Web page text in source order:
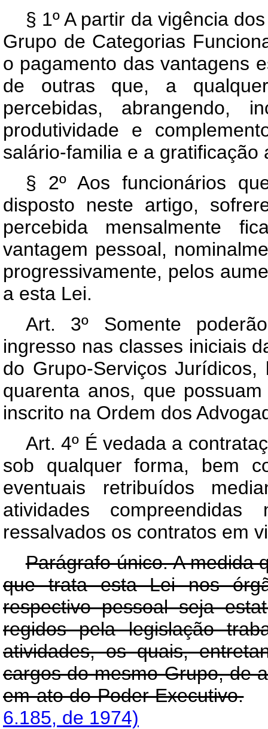
§ 1º A partir da vigência
Grupo de Categorias
o pagamento das vantagens
de outras que, a
percebidas, abrangendo,
produtividade e
salário-familia e a
§ 2º Aos funcionários
disposto neste artigo,
percebida mensalmente
vantagem pessoal,
progressivamente, pelos
a esta Lei.
Art. 3º Somente
ingresso nas classes iniciais
do Grupo-Serviços
quarenta anos, que
inscrito na Ordem dos
Art. 4º É vedada a
sob qualquer forma, bem
eventuais retribuídos
atividades
ressalvados os contratos em
Parágrafo único. A medida
que trata esta Lei nos
respectivo pessoal seja
regidos pela legislação
atividades, os quais,
cargos do mesmo Grupo, de
em ato do Poder Executivo.
6.185, de 1974)